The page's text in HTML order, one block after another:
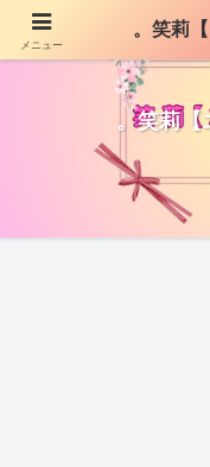
。笑莉【
メニュー
。笑莉